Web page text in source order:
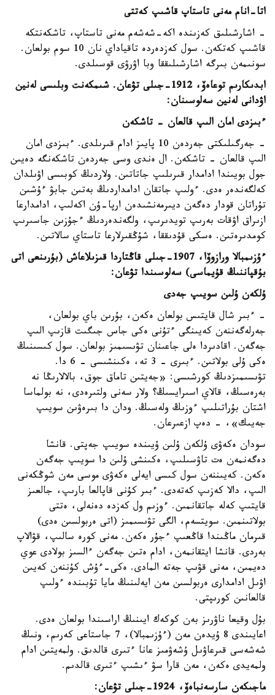
اتا-انام مەنى تاستاپ قاشىپ كەتتى
- اشارشىلىق كەزىندە اكە-شەشەم مەنى تاستاپ، تاشكەنتكە
قاشىپ كەتكەن. سول كەزدەردە تاقياداي نان 10 سوم بولعان.
سونىمەن بىرگە اشارشىلىققا وبا اۋرۋى قوسىلدى.
ابدىكارىم توعاەۆ، 1912-جىلى تۋعان. شىمكەنت وبلىسى لەنين
اۋدانى لەنين سەلوسىنان:
ءبىزدى امان الىپ قالعان - تاشكەن
- جەرگىلىكتى جەردەن 10 پايىز ادام قىرىلدى. ءبىزدى امان
الىپ قالعان - تاشكەن. ال ەندى وسى جەردەن تاشكەنگە دەيىن
جول بويىندا ادامدار قىرىلىپ جاتاتىن. ولاردىڭ كوبىسى اۋىلدان
كەلگەندەر ەدى. ءولىپ جاتقان ادامداردىڭ بەتىن جابۋ ءۇشىن
تۇراتان قودار دەگەن ديىرمەنشىدەن ارپا-ۇن اكەلىپ، ادامدارعا
ازىراق اۋقات بەرىپ تويدىرىپ، ولگەندەردىڭ ءجۇزىن جاسىرىپ
كومدىرەتىن. ەسكى قۇدىققا، شۇڭقىرلارعا تاستاي سالاتىن.
ءۇزىمبالا ورازوۆا، 1907-جىلى قاڭتاردا قىزىلاعاش (بۇرىنعى اتى
بۇقپاننىڭ قۇيماسى) سەلوسىندا تۋعان:
ۇلكەن ۇلىن سويىپ جەدى
- ءبىر شال قايتىس بولعان ەكەن، بۇرىن باي بولعان،
جەرلەگەننەن كەيىنگى ءتۇنى ەكى جاس جىگىت قازىپ الىپ
جەگەن. اقادىردا ەلى جاعىنان تۋىسىمىز بولعان. سول كىسىنىڭ
ەكى ۇلى بولاتىن. ءبىرى - 3 تە، ەكىنشىسى - 6 دا.
تۋىسىمىزدىڭ كورشىسى: «جەيتىن تاماق جوق، بالالارىڭا نە
بەرەسىڭ، قالاي اسىرايسىڭ؟ ولار سەنى ولتىرەدى، نە بولماسا
اشتان بۇراتىلىپ ءوزىڭ ولەسىڭ. ودان دا بىرەۋىن سويىپ
جەيىك»، - دەپ ازعىرعان.
سودان ەكەۋى ۇلكەن ۇلىن ۇيىندە سويىپ جەپتى. قانشا
دەگەنمەن ەت تاۋسىلىپ، ەكىنشى ۇلىن دا سويىپ جەگەن
ەكەن. كەيىننەن سول كىسى ايەلى ەكەۋى موسى مەن شوڭكەنى
الىپ، دالا كەزىپ كەتەدى. ءبىر كۇنى قاپالعا بارىپ، جالعىز
قايتىپ كەلە جاتقانمىن. ءوزىم ول كەزدە دەنەلى، ەتتى
بولاتىنمىن. سويتسەم، الگى تۋىسىمىز (اتى ەربولسىن ەدى)
قىرمان ماڭىندا قاڭعىپ ءجۇر ەكەن. مەنى كورە سالىپ، قۋالاپ
بەردى. قانشا ايتقانمەن، ادام ەتىن جەگەن ءالسىز بولادى عوي
دەيمىن، مەنى قۋىپ جەتە المادى. ەكى-ءۇش كۇننەن كەيىن
اۋىل ادامدارى ەربولسىن مەن ايەلىنىڭ مايا تۇبىندە ءولىپ
قالعانىن كورىپتى.
بۇل وقيعا ناۋرىز بەن كوكەك ايىنىڭ اراسىندا بولعان ەدى.
اعايىندى 8 ۇيدەن مەن (ءۇزىمبالا)، 7 جاستاعى كەرىم، ونىڭ
شەشەسى قىرعاۋىل ۇشەۋمىز عانا ءتىرى قالدىق. ولمەيتىن ادام
ولمەيدى ەكەن، مەن قارا سۋ ءىشىپ ءتىرى قالدىم.
ماجىكەن سارسەنباەۆ، 1924-جىلى تۋعان: